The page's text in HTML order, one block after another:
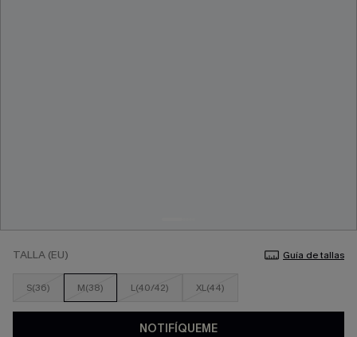
TALLA (EU) Guía de tallas
S(36) M(38) L(40/42) XL(44)
NOTIFÍQUEME